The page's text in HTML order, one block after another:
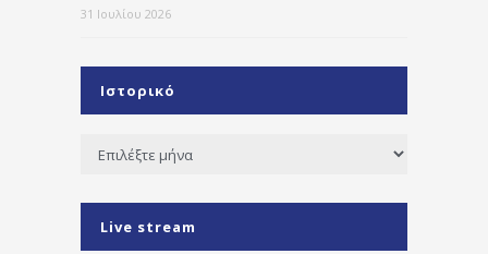
31 Ιουλίου 2026
Ιστορικό
Ιστορικό
Live stream